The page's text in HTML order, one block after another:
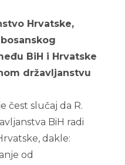
Hrvatske,
BiH i Hrvatske
državljanstvu
čest slučaj da R.
BiH radi
dakle:
od